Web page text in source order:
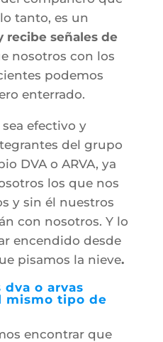
tanto, es un
recibe señales de
nosotros con los
podemos
enterrado.
efectivo y
del grupo
DVA o ARVA, ya
los que nos
y sin él nuestros
con nosotros. Y lo
encendido desde
pisamos la nieve.
dva o arvas
mismo tipo de
encontrar que